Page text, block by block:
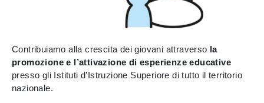
Contribuiamo alla crescita dei giovani attraverso la
promozione e l’attivazione di esperienze educative
presso gli Istituti d’Istruzione Superiore di tutto il territorio
nazionale.